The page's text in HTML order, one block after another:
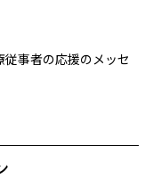
事者の応援のメッセ